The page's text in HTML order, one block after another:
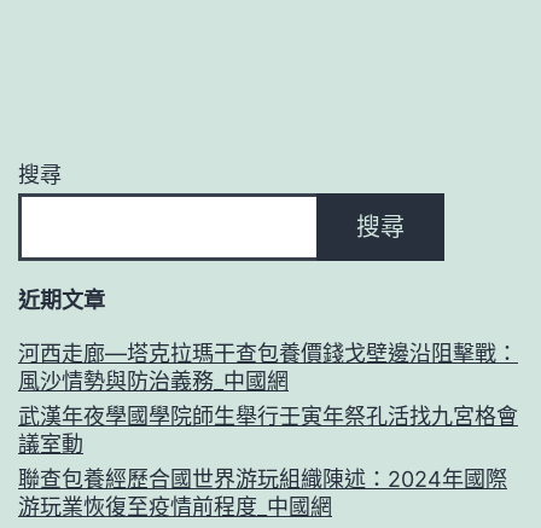
搜尋
搜尋
近期文章
河西走廊—塔克拉瑪干查包養價錢戈壁邊沿阻擊戰：
風沙情勢與防治義務_中國網
武漢年夜學國學院師生舉行壬寅年祭孔活找九宮格會
議室動
聯查包養經歷合國世界游玩組織陳述：2024年國際
游玩業恢復至疫情前程度_中國網